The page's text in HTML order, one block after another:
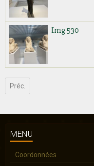
Img 530
Préc.
MENU
Coordonnées